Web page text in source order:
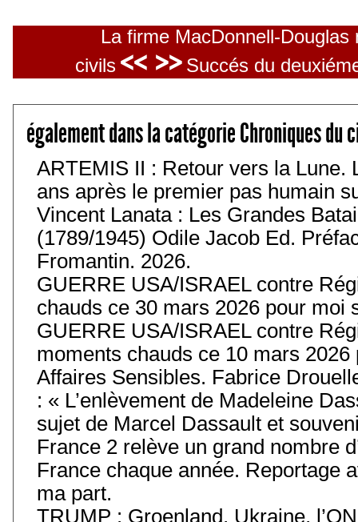
La firme MacDonnell-Douglas
civils << >> Succés du
également dans la catégorie Chroniques du
ARTEMIS II : Retour vers la Lune.
ans après le premier pas humain
Vincent Lanata : Les Grandes
(1789/1945) Odile Jacob Ed.
Fromantin. 2026.
GUERRE USA/ISRAEL contre
chauds ce 30 mars 2026 pour moi
GUERRE USA/ISRAEL contre
moments chauds ce 10 mars
Affaires Sensibles. Fabrice
: « L’enlèvement de Madeleine
sujet de Marcel Dassault et
France 2 relève un grand nombre
France chaque année. Reportage
ma part.
TRUMP : Groenland, Ukraine,